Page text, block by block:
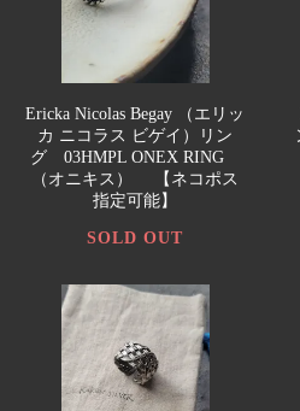
Ericka Nicolas Begay （エリッ
カ ニコラス ビゲイ）リン
グ 03HMPL ONEX RING
（オニキス） 【ネコポス
指定可能】
SOLD OUT